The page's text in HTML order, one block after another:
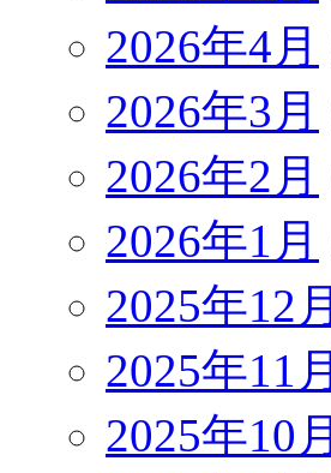
2026年4月
2026年3月
2026年2月
2026年1月
2025年12月
2025年11月
2025年10月